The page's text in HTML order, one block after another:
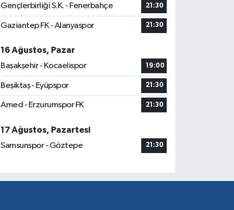
Gençlerbirliği S.K. - Fenerbahçe 21:30
Gaziantep FK - Alanyaspor 21:30
16 Ağustos, Pazar
Başakşehir - Kocaelispor
19:00
Beşiktaş - Eyüpspor 21:30
Amed - Erzurumspor FK 21:30
17 Ağustos, Pazartesi
Samsunspor - Göztepe
21:30